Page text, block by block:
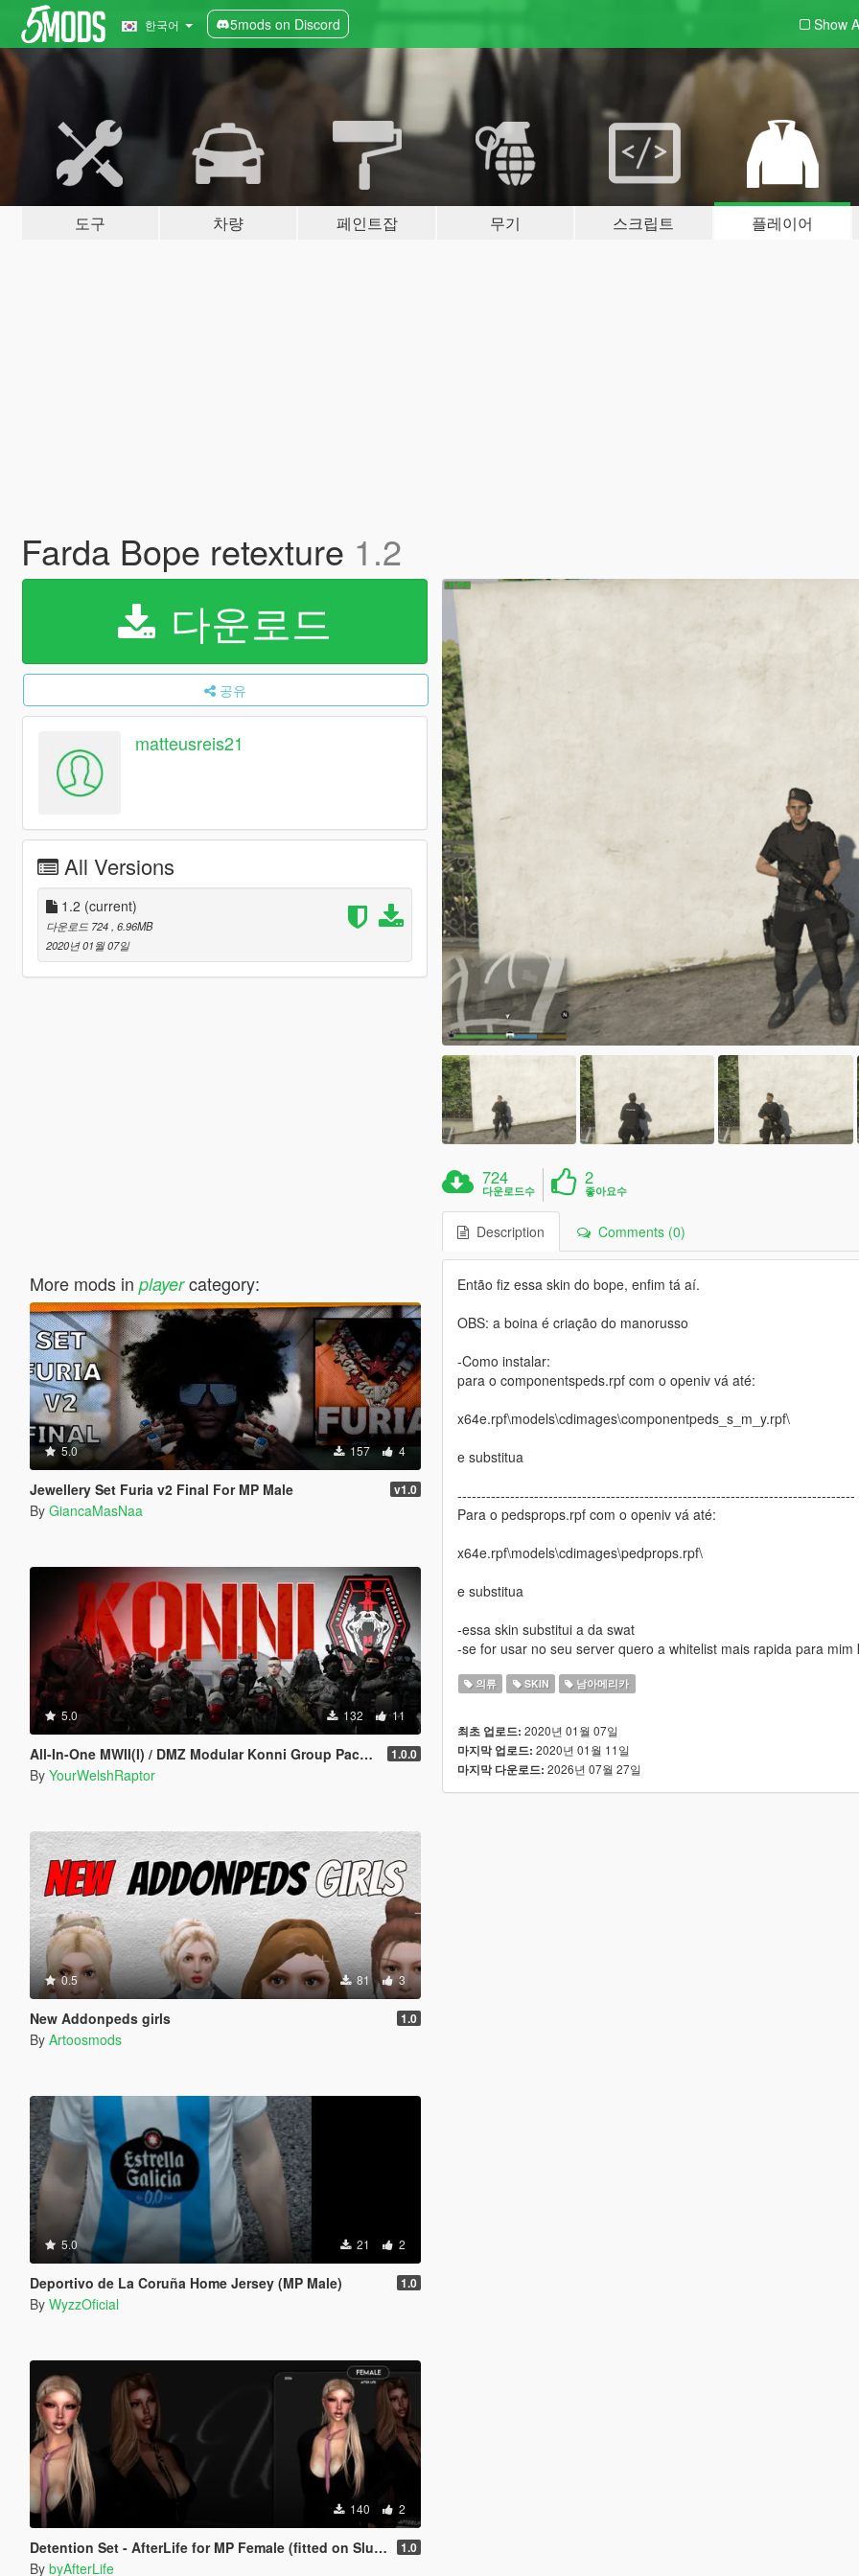
한국어 5mods on Discord Show
도구 차량 페인트잡 무기 스크립트 플레이어
Farda Bope retexture 1.2
다운로드
공유
matteusreis21
All Versions
1.2 (current)
다운로드 724 , 6.96MB
2020년 01월 07일
More mods in playercategory:
5.0 157 4
Jewellery Set Furia v2 Final For MP Male v1.0
By GiancaMasNaa
5.0 132 11
All-In-One MWII(I) / DMZ Modular Konni Group Pack [Add-On Ped & MP Male] 1.0.0
By YourWelshRaptor
0.5 81 3
New Addonpeds girls 1.0
By Artoosmods
5.0 21 2
Deportivo de La Coruña Home Jersey (MP Male) 1.0
By WyzzOficial
140 2
Detention Set - AfterLife for MP Female (fitted on Slut Body) 1.0
By byAfterLife
724
다운로드수
2
좋아요수
Description Comments (0)
Então fiz essa skin do bope, enfim tá aí.
OBS: a boina é criação do manorusso
-Como instalar:
para o componentspeds.rpf com o openiv vá até:
x64e.rpf\models\cdimages\componentpeds_s_m_y.rpf\
e substitua
-----------------------------------------------------------------------------------
Para o pedsprops.rpf com o openiv vá até:
x64e.rpf\models\cdimages\pedprops.rpf\
e substitua
-essa skin substitui a da swat
-se for usar no seu server quero a whitelist mais rapida para mim
의류 SKIN 남아메리카
최초 업로드: 2020년 01월 07일
마지막 업로드: 2020년 01월 11일
마지막 다운로드: 2026년 07월 27일